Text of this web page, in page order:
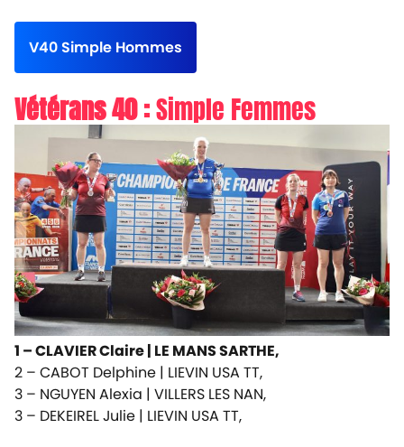
V40 Simple Hommes
Vétérans 40 :Simple Femmes
1 – CLAVIER Claire | LE MANS SARTHE,
2 – CABOT Delphine | LIEVIN USA TT,
3 – NGUYEN Alexia | VILLERS LES NAN,
3 – DEKEIREL Julie | LIEVIN USA TT,